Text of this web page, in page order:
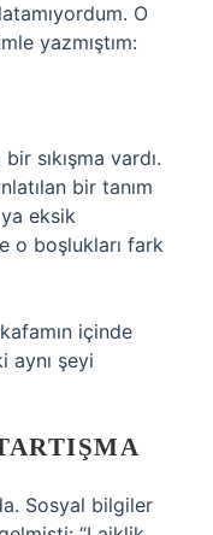
O
yazmıştım:
sıkışma vardı.
bir tanım
eksik
o boşlukları fark
içinde
aynı şeyi
Sosyal bilgiler